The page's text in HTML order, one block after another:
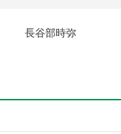
長谷部時弥